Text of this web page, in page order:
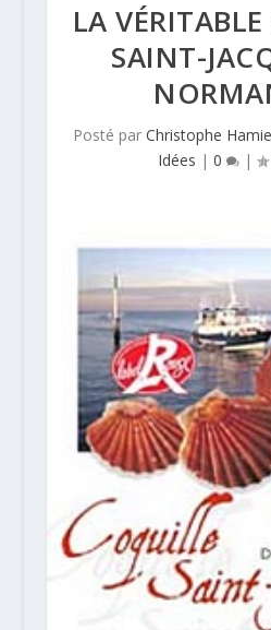
LA
SAINT-
Posté par Christophe
Idées |0 |